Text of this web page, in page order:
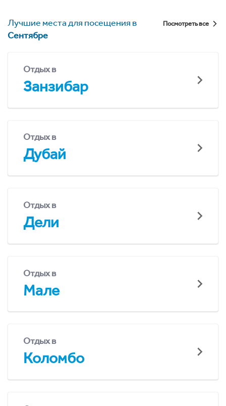
Лучшие места для посещения в
Сентябре
Посмотреть все
Отдых в
Занзибар
Отдых в
Дубай
Отдых в
Дели
Отдых в
Мале
Отдых в
Коломбо